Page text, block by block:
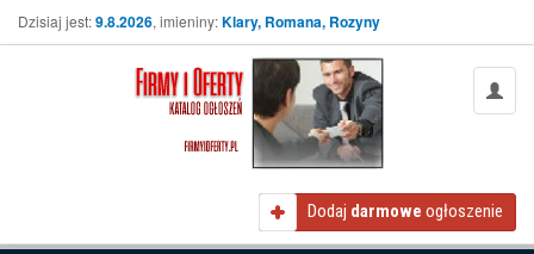
Dzisiaj jest:9.8.2026, imieniny:Klary, Romana, Rozyny
Dodaj darmowe ogłoszenie